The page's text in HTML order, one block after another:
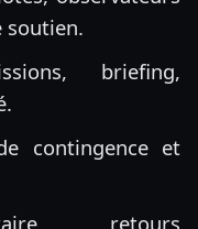
soutien.
briefing,
contingence et
retours